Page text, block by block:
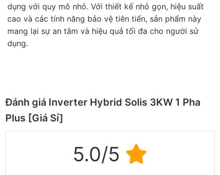
dụng với quy mô nhỏ. Với thiết kế nhỏ gọn, hiệu suất
cao và các tính năng bảo vệ tiên tiến, sản phẩm này
mang lại sự an tâm và hiệu quả tối đa cho người sử
dụng.
Đánh giá Inverter Hybrid Solis 3KW 1 Pha
Plus [Giá Sỉ]
5.0/5